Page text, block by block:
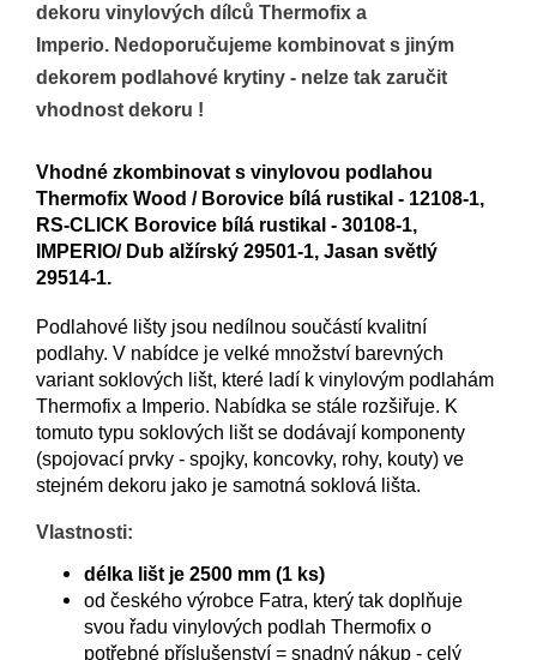
dekoru vinylových dílců Thermofix a
Imperio. Nedoporučujeme kombinovat s jiným
dekorem podlahové krytiny - nelze tak zaručit
vhodnost dekoru !
Vhodné zkombinovat s vinylovou podlahou
Thermofix Wood / Borovice bílá rustikal - 12108-1,
RS-CLICK Borovice bílá rustikal - 30108-1,
IMPERIO/ Dub alžírský 29501-1, Jasan světlý
29514-1.
Podlahové lišty jsou nedílnou součástí kvalitní
podlahy. V nabídce je velké množství barevných
variant soklových lišt, které ladí k vinylovým podlahám
Thermofix a Imperio. Nabídka se stále rozšiřuje. K
tomuto typu soklových lišt se dodávají komponenty
(spojovací prvky - spojky, koncovky, rohy, kouty) ve
stejném dekoru jako je samotná soklová lišta.
Vlastnosti:
délka lišt je 2500 mm (1 ks)
od českého výrobce Fatra, který tak doplňuje
svou řadu vinylových podlah Thermofix o
potřebné příslušenství = snadný nákup - celý